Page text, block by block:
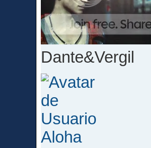
Dante&Vergil
Aloha